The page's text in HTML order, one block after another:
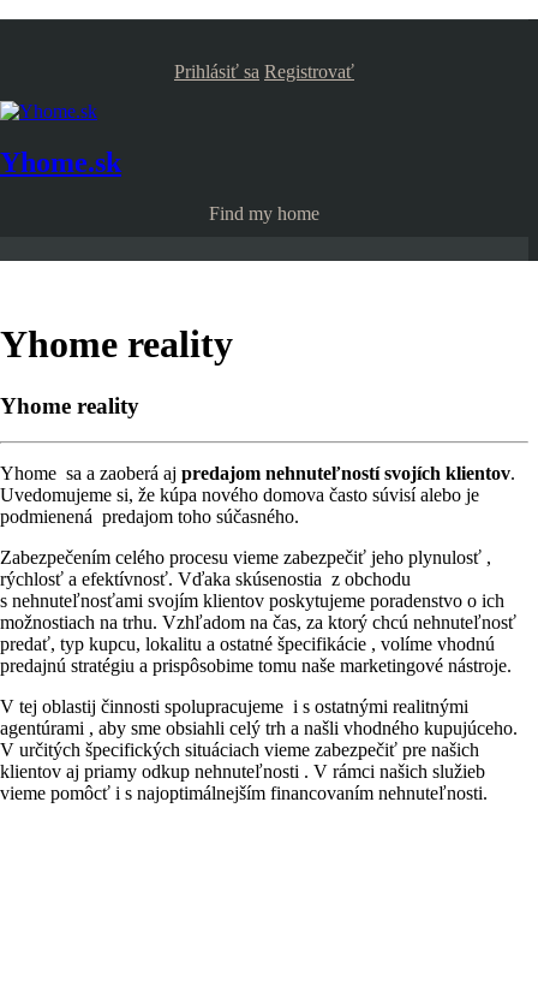
Prihlásiť sa Registrovať
Yhome.sk
Find my home
Yhome reality
Yhome reality
Yhome sa a zaoberá aj predajom nehnuteľností svojích klientov.
Uvedomujeme si, že kúpa nového domova často súvisí alebo je
podmienená predajom toho súčasného.
Zabezpečením celého procesu vieme zabezpečiť jeho plynulosť ,
rýchlosť a efektívnosť. Vďaka skúsenostia z obchodu
s nehnuteľnosťami svojím klientov poskytujeme poradenstvo o ich
možnostiach na trhu. Vzhľadom na čas, za ktorý chcú nehnuteľnosť
predať, typ kupcu, lokalitu a ostatné špecifikácie , volíme vhodnú
predajnú stratégiu a prispôsobime tomu naše marketingové nástroje.
V tej oblastij činnosti spolupracujeme i s ostatnými realitnými
agentúrami , aby sme obsiahli celý trh a našli vhodného kupujúceho.
V určitých špecifických situáciach vieme zabezpečiť pre našich
klientov aj priamy odkup nehnuteľnosti . V rámci našich služieb
vieme pomôcť i s najoptimálnejším financovaním nehnuteľnosti.